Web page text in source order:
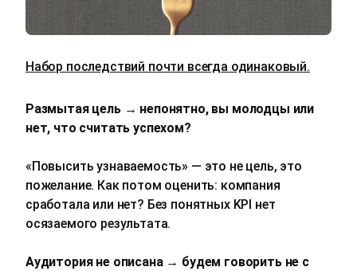
Набор последствий почти всегда одинаковый.
Размытая цель → непонятно, вы молодцы или
нет, что считать успехом?
«Повысить узнаваемость» — это не цель, это
пожелание. Как потом оценить: компания
сработала или нет? Без понятных KPI нет
осязаемого результата.
Аудитория не описана → будем говорить не с